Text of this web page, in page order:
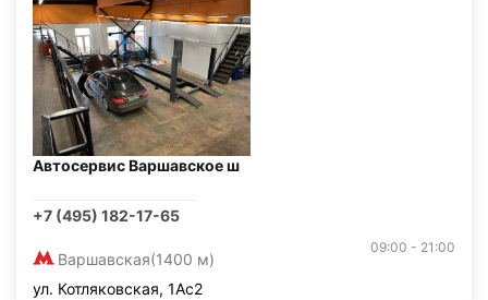
Автосервис Варшавское ш
+7 (495) 182-17-65
Варшавская(1400 м)
09:00 - 21:00
ул. Котляковская, 1Ас2